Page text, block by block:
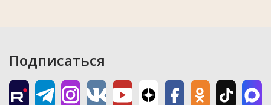
Подписаться